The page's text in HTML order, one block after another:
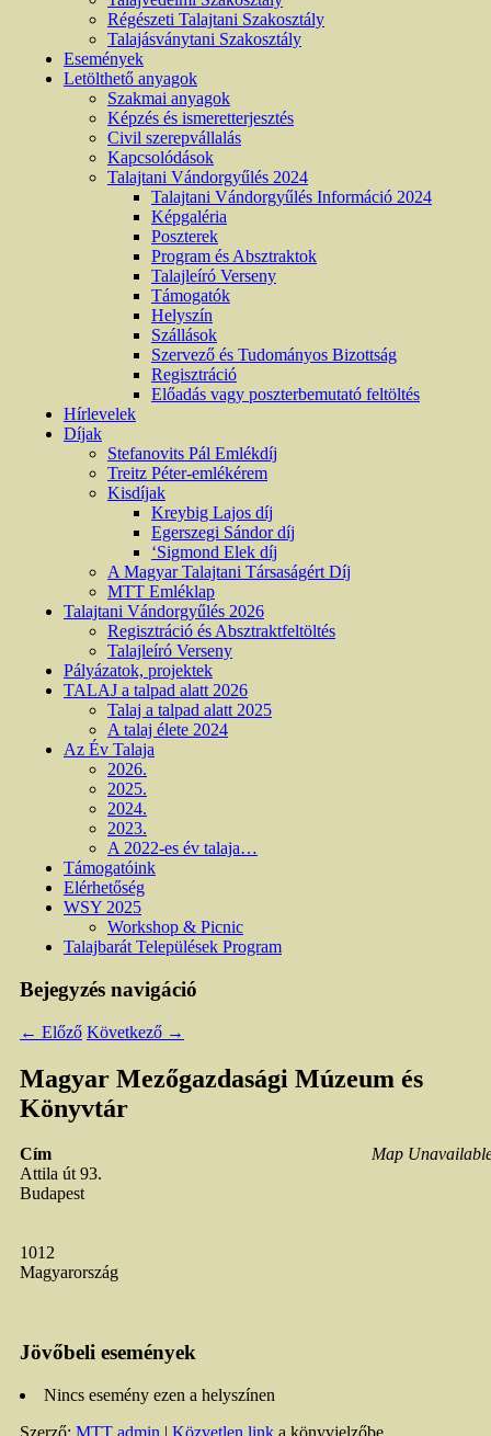
Régészeti Talajtani Szakosztály
Talajásványtani Szakosztály
Események
Letölthető anyagok
Szakmai anyagok
Képzés és ismeretterjesztés
Civil szerepvállalás
Kapcsolódások
Talajtani Vándorgyűlés 2024
Talajtani Vándorgyűlés Információ 2024
Képgaléria
Poszterek
Program és Absztraktok
Talajleíró Verseny
Támogatók
Helyszín
Szállások
Szervező és Tudományos Bizottság
Regisztráció
Előadás vagy poszterbemutató feltöltés
Hírlevelek
Díjak
Stefanovits Pál Emlékdíj
Treitz Péter-emlékérem
Kisdíjak
Kreybig Lajos díj
Egerszegi Sándor díj
‘Sigmond Elek díj
A Magyar Talajtani Társaságért Díj
MTT Emléklap
Talajtani Vándorgyűlés 2026
Regisztráció és Absztraktfeltöltés
Talajleíró Verseny
Pályázatok, projektek
TALAJ a talpad alatt 2026
Talaj a talpad alatt 2025
A talaj élete 2024
Az Év Talaja
2026.
2025.
2024.
2023.
A 2022-es év talaja…
Támogatóink
Elérhetőség
WSY 2025
Workshop & Picnic
Talajbarát Települések Program
Bejegyzés navigáció
← Előző Következő →
Magyar Mezőgazdasági Múzeum és
Könyvtár
Map
Cím
Attila út 93.
Budapest
1012
Magyarország
Jövőbeli események
Nincs esemény ezen a helyszínen
Szerző: MTT admin | Közvetlen link a könyvjelzőbe.